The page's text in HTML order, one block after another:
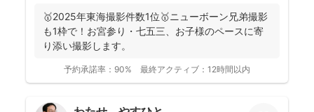
🥇2025年東海撮影件数1位🥇ニューボーン兄弟撮影
も1枠で！お宮参り・七五三、お子様のペースに寄
り添い撮影します。
予約承諾率： 90% 最終アクティブ： 12時間以内